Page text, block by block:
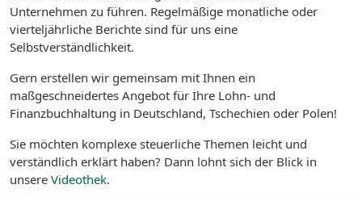
Unternehmen zu führen. Regelmäßige monatliche oder
vierteljährliche Berichte sind für uns eine
Selbstverständlichkeit.
Gern erstellen wir gemeinsam mit Ihnen ein
maßgeschneidertes Angebot für Ihre Lohn- und
Finanzbuchhaltung in Deutschland, Tschechien oder Polen!
Sie möchten komplexe steuerliche Themen leicht und
verständlich erklärt haben? Dann lohnt sich der Blick in
unsere Videothek.